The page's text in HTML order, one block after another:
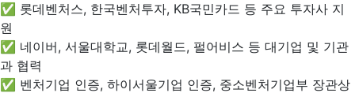
✅ 롯데벤처스, 한국벤처투자, KB국민카드 등 주요 투자사 지
원
✅ 네이버, 서울대학교, 롯데월드, 펄어비스 등 대기업 및 기관
과 협력
✅ 벤처기업 인증, 하이서울기업 인증, 중소벤처기업부 장관상